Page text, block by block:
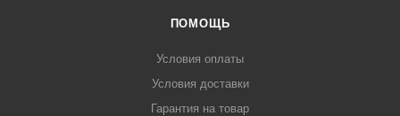
ПОМОЩЬ
Условия оплаты
Условия доставки
Гарантия на товар